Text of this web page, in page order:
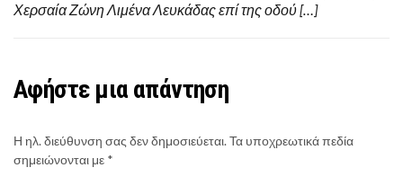
Χερσαία Ζώνη Λιμένα Λευκάδας επί της οδού […]
Αφήστε μια απάντηση
Η ηλ. διεύθυνση σας δεν δημοσιεύεται.Τα υποχρεωτικά πεδία
σημειώνονται με *